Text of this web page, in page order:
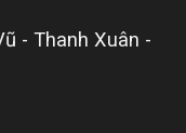
- Thanh Xuân -